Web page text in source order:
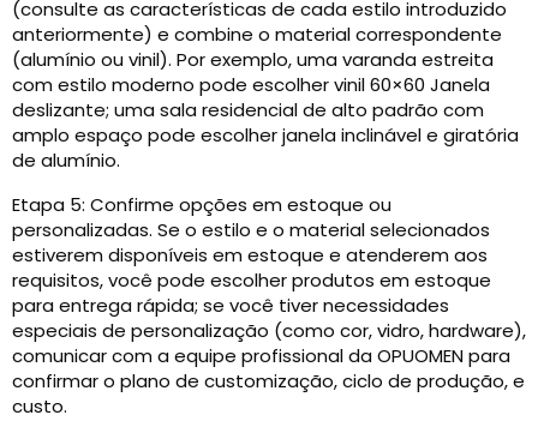
(consulte as características de cada estilo introduzido
anteriormente) e combine o material correspondente
(alumínio ou vinil). Por exemplo, uma varanda estreita
com estilo moderno pode escolher vinil 60×60 Janela
deslizante; uma sala residencial de alto padrão com
amplo espaço pode escolher janela inclinável e giratória
de alumínio.
Etapa 5: Confirme opções em estoque ou
personalizadas. Se o estilo e o material selecionados
estiverem disponíveis em estoque e atenderem aos
requisitos, você pode escolher produtos em estoque
para entrega rápida; se você tiver necessidades
especiais de personalização (como cor, vidro, hardware),
comunicar com a equipe profissional da OPUOMEN para
confirmar o plano de customização, ciclo de produção, e
custo.